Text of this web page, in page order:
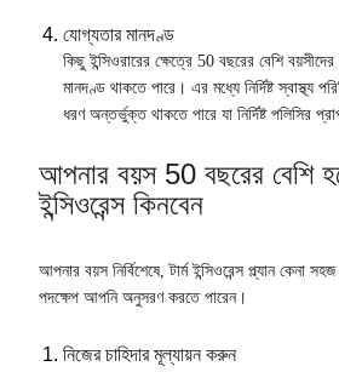
যোগ্যতার মানদণ্ড
কিছু ইন্সিওরারের ক্ষেত্রে 50 বছরের বেশি
মানদণ্ড থাকতে পারে। এর মধ্যে নির্দিষ্ট স্বাস্থ্য
ধরণ অন্তর্ভুক্ত থাকতে পারে যা নির্দিষ্ট পলিসির
আপনার বয়স 50 বছরের বেশি
ইন্সিওরেন্স কিনবেন
আপনার বয়স নির্বিশেষে, টার্ম ইন্সিওরেন্স প্ল্যান কেনা
পদক্ষেপ আপনি অনুসরণ করতে পারেন।
নিজের চাহিদার মূল্যায়ন করুন